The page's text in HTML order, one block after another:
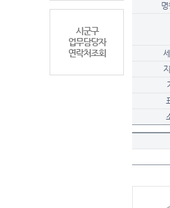
시군구
업무담당자
연락처조회
명